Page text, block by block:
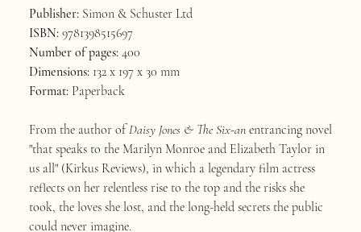
Publisher:Simon & Schuster Ltd
ISBN:9781398515697
Number of pages:400
Dimensions:132 x 197 x 30 mm
Format:Paperback
From the author ofDaisy Jones & The Six-anentrancing novel
"that speaks to the Marilyn Monroe and Elizabeth Taylor in
us all" (Kirkus Reviews), in which a legendary film actress
reflects on her relentless rise to the top and the risks she
took, the loves she lost, and the long-held secrets the public
could never imagine.